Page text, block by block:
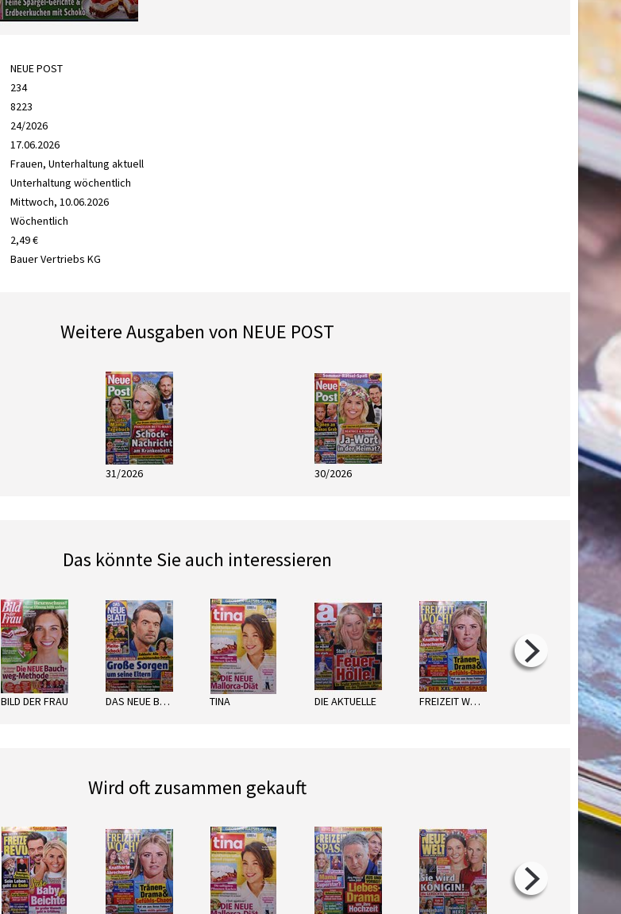
NEUE POST
234
8223
24/2026
17.06.2026
Frauen, Unterhaltung aktuell
Unterhaltung wöchentlich
Mittwoch, 10.06.2026
Wöchentlich
2,49 €
Bauer Vertriebs KG
Weitere Ausgaben von NEUE POST
31/2026 30/2026
Das könnte Sie auch interessieren
BILD DER FRAU DAS NEUE BLATT TINA DIE AKTUELLE FREIZEIT WOCHE FREIZEIT SPASS
next
Wird oft zusammen gekauft
next